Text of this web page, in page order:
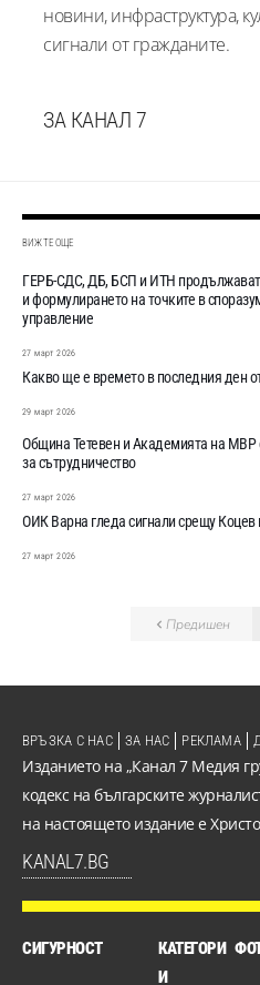
новини, инфраструктура,
сигнали от гражданите.
ЗА КАНАЛ 7
ВИЖТЕ ОЩЕ
ГЕРБ-СДС, ДБ, БСП и ИТН продължават
и формулирането на точките в
управление
27 март 2026
Какво ще е времето в последния ден
29 март 2026
Община Тетевен и Академията на
за сътрудничество
27 март 2026
ОИК Варна гледа сигнали срещу Коцев
27 март 2026
Предишен
Изданието на „Канал 7 Медия
кодекс на българските
на настоящето издание е
KANAL7.BG
ВРЪЗКА С НАС ЗА НАС РЕКЛАМА
СИГУРНОСТ
КАТЕГОРИ
И